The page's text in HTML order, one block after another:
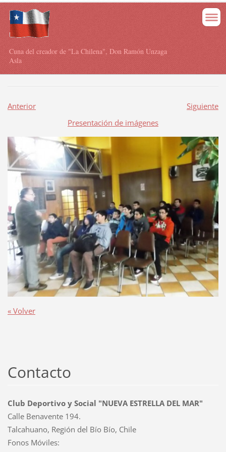
Cuna del creador de "La Chilena", Don Ramón Unzaga
Asla
Anterior
Siguiente
Presentación de imágenes
« Volver
Contacto
Club Deportivo y Social "NUEVA ESTRELLA DEL MAR"
Calle Benavente 194.
Talcahuano, Región del Bío Bío, Chile
Fonos Móviles: